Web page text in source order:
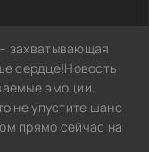
захватывающая
сердце!Новость
эмоции.
не упустите шанс
прямо сейчас на